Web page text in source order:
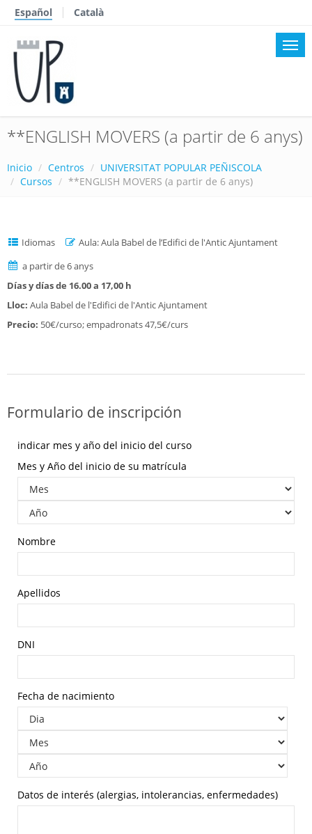
Español Català
**ENGLISH MOVERS (a partir de 6 anys)
Inicio Centros
UNIVERSITAT POPULAR PEÑISCOLA
Cursos
**ENGLISH MOVERS (a partir de 6 anys)
Idiomas
Aula: Aula Babel de l’Edifici de l'Antic Ajuntament
a partir de 6 anys
Días y días de 16.00 a 17,00 h
Lloc: Aula Babel de l'Edifici de l'Antic Ajuntament
Precio: 50€/curso; empadronats 47,5€/curs
Formulario de inscripción
indicar mes y año del inicio del curso
Mes y Año del inicio de su matrícula
Nombre
Apellidos
DNI
Fecha de nacimiento
Datos de interés (alergias, intolerancias, enfermedades)